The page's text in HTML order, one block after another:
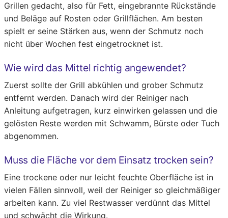
Grillen gedacht, also für Fett, eingebrannte Rückstände
und Beläge auf Rosten oder Grillflächen. Am besten
spielt er seine Stärken aus, wenn der Schmutz noch
nicht über Wochen fest eingetrocknet ist.
Wie wird das Mittel richtig angewendet?
Zuerst sollte der Grill abkühlen und grober Schmutz
entfernt werden. Danach wird der Reiniger nach
Anleitung aufgetragen, kurz einwirken gelassen und die
gelösten Reste werden mit Schwamm, Bürste oder Tuch
abgenommen.
Muss die Fläche vor dem Einsatz trocken sein?
Eine trockene oder nur leicht feuchte Oberfläche ist in
vielen Fällen sinnvoll, weil der Reiniger so gleichmäßiger
arbeiten kann. Zu viel Restwasser verdünnt das Mittel
und schwächt die Wirkung.